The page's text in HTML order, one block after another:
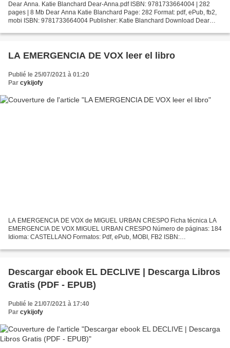
Dear Anna. Katie Blanchard Dear-Anna.pdf ISBN: 9781733664004 | 282
pages | 8 Mb Dear Anna Katie Blanchard Page: 282 Format: pdf, ePub, fb2,
mobi ISBN: 9781733664004 Publisher: Katie Blanchard Download Dear
LA EMERGENCIA DE VOX leer el libro
Publié le 25/07/2021 à 01:20
Par cykijofy
LA EMERGENCIA DE VOX de MIGUEL URBAN CRESPO Ficha técnica LA
EMERGENCIA DE VOX MIGUEL URBAN CRESPO Número de páginas: 184
Idioma: CASTELLANO Formatos: Pdf, ePub, MOBI, FB2 ISBN:
Descargar...
Descargar ebook EL DECLIVE | Descarga Libros
Gratis (PDF - EPUB)
Publié le 21/07/2021 à 17:40
Par cykijofy